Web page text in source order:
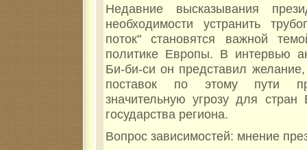
Недавние высказывания
необходимости устранить
поток" становятся важной
политике Европы. В интервью
Би-би-си он представил
поставок по этому пути
значительную угрозу для
государства региона.
Вопрос зависимостей: мнение